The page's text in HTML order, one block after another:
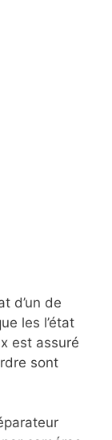
d’un de
les l’état
est assuré
sont